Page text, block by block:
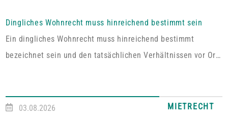
Dingliches Wohnrecht muss hinreichend bestimmt sein
Ein dingliches Wohnrecht muss hinreichend bestimmt
bezeichnet sein und den tatsächlichen Verhältnissen vor Ort
Oberlandesgericht Zweibrücken entschiedenen Fall umfasste
03.08.2026 MIETRECHT